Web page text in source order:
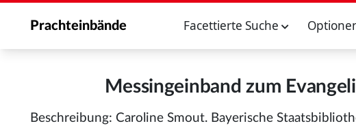
Prachteinbände Facettierte Suche
Messingeinband zum
Beschreibung: Caroline Smout. Bayerische